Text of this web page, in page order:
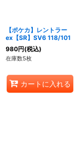
【ポケカ】レントラー
ex【SR】SV6 118/101
980円(税込)
在庫数5枚
カートに入れる